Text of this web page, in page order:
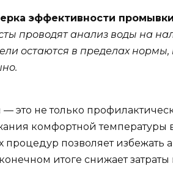
эффективности промывки
проводят анализ воды на
остаются в пределах нормы,
это не только
комфортной температуры
процедур позволяет избежать
итоге снижает затраты